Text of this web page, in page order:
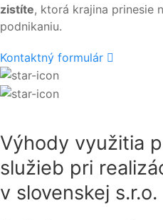
zistíte, ktorá krajina prinesie
podnikaniu.
Kontaktný formulár
Výhody využitia
služieb pri
v slovenskej s.r.o.